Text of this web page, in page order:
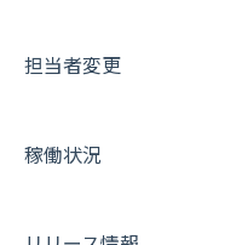
担当者変更
稼働状況